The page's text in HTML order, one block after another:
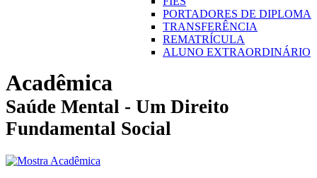
PORTADORES DE DIPLOMA
TRANSFERÊNCIA
REMATRÍCULA
ALUNO EXTRAORDINÁRIO
Acadêmica
Saúde Mental - Um Direito
Fundamental Social